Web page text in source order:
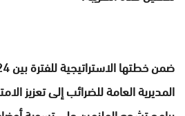
المديرية العامة للضرائب إلى تعزيز